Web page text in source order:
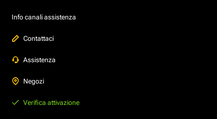
Info canali assistenza
Contattaci
Assistenza
Negozi
Verifica attivazione